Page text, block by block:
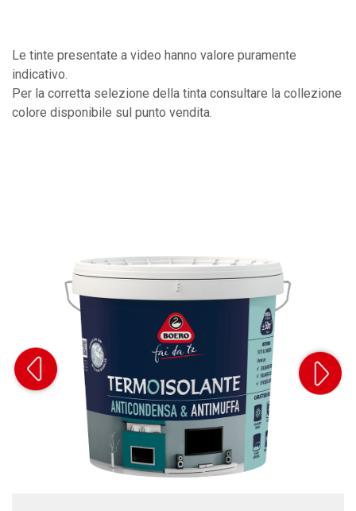
Le tinte presentate a video hanno valore puramente
indicativo.
Per la corretta selezione della tinta consultare la collezione
colore disponibile sul punto vendita.